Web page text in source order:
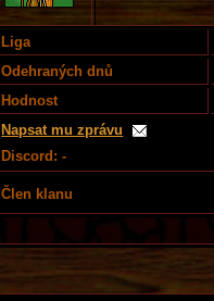
Liga
Odehraných dnů
Hodnost
Napsat mu zprávu
Discord: -
Člen klanu